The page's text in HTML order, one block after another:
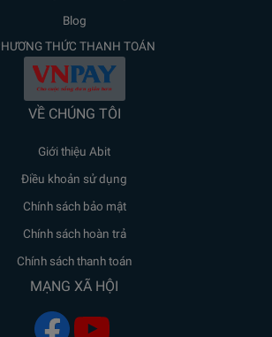
Blog
THỨC THANH TOÁN
VỀ CHÚNG TÔI
Giới thiệu Abit
Điều khoản sử dụng
Chính sách bảo mật
Chính sách hoàn trả
Chính sách thanh toán
MẠNG XÃ HỘI